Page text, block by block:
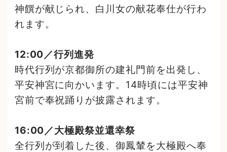
神饌が献じられ、白川女の献花奉仕が行わ
れます。
12:00／行列進発
時代行列が京都御所の建礼門前を出発し、
平安神宮に向かいます。14時頃には平安神
宮前で奉祝踊りが披露されます。
16:00／大極殿祭並還幸祭
全行列が到着した後、御鳳輦を大極殿へ奉